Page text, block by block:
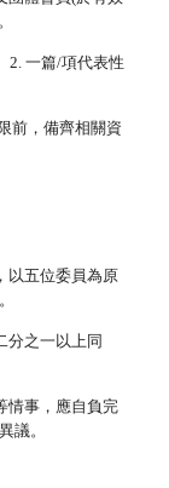
2. 一篇/項代表性
前，備齊相關資
以五位委員為原
分之一以上同
情事，應自負完
議。